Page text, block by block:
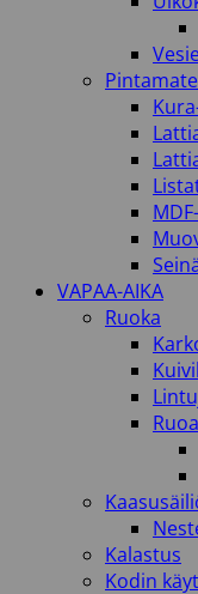
VAPAA-AIKA
Ruoka
Kalastus
Kodin